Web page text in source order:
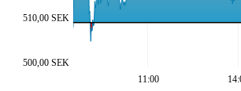
500,00 SEK
510,00 SEK
11:00